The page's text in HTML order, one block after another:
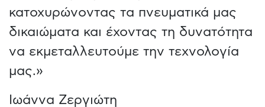
κατοχυρώνοντας τα πνευματικά μας
δικαιώματα και έχοντας τη δυνατότητα
να εκμεταλλευτούμε την τεχνολογία
μας.»
Ιωάννα Ζεργιώτη